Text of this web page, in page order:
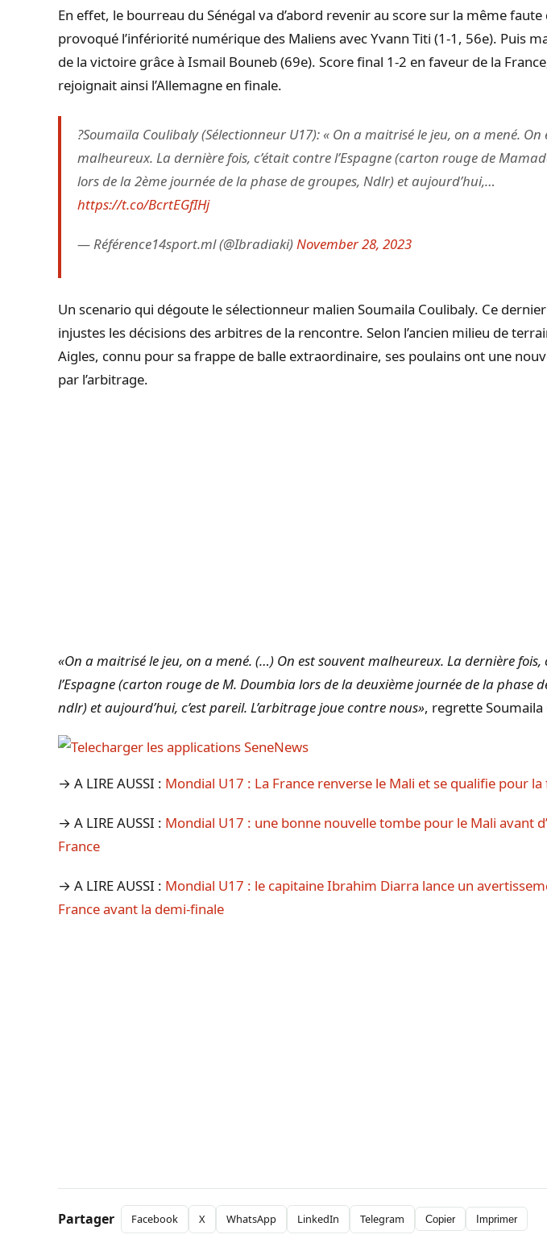
En effet, le bourreau du Sénégal va d’abord revenir au score sur la même faute
provoqué l’infériorité numérique des Maliens avec Yvann Titi (1-1, 56e). Puis
de la victoire grâce à Ismail Bouneb (69e). Score final 1-2 en faveur de la
rejoignait ainsi l’Allemagne en finale.
?Soumaïla Coulibaly (Sélectionneur U17): « On a maitrisé le jeu, on a mené. On
malheureux. La dernière fois, c’était contre l’Espagne (carton rouge de
lors de la 2ème journée de la phase de groupes, Ndlr) et aujourd’hui,…
https://t.co/BcrtEGfIHj
— Référence14sport.ml (@Ibradiaki)November 28, 2023
Un scenario qui dégoute le sélectionneur malien Soumaila Coulibaly. Ce
injustes les décisions des arbitres de la rencontre. Selon l’ancien milieu de
Aigles, connu pour sa frappe de balle extraordinaire, ses poulains ont une
par l’arbitrage.
«On a maitrisé le jeu, on a mené. (…) On est souvent malheureux. La dernière fois,
l’Espagne (carton rouge de M. Doumbia lors de la deuxième journée de la phase
ndlr) et aujourd’hui, c’est pareil. L’arbitrage joue contre nous», regrette Soumaila
→ A LIRE AUSSI : Mondial U17 : La France renverse le Mali et se qualifie pour la
→ A LIRE AUSSI : Mondial U17 : une bonne nouvelle tombe pour le Mali avant
France
→ A LIRE AUSSI : Mondial U17 : le capitaine Ibrahim Diarra lance un
France avant la demi-finale
Partager Facebook X WhatsApp LinkedIn Telegram Copier Imprimer